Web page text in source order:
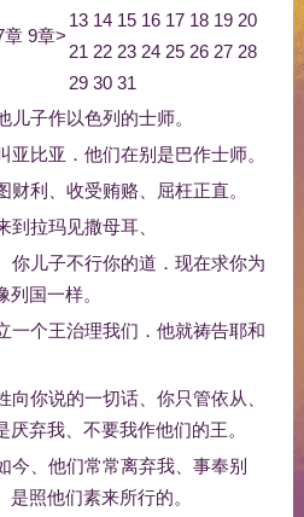
章 9章>
13 14 15 16 17 18 19 20
21 22 23 24 25 26 27 28
29 30 31
儿子作以色列 的士师。
亚比亚 ． 他们在别是巴作士师。
财利 收受贿赂、 屈枉正直。
到 拉玛见撒母耳、
你儿子不行你的道 ． 现在求你为
列国一样。
一个王治理我们 ． 他就祷告耶和
向你说的一切话、 你只管依从
厌弃我、 不要我作他们的王。
今 他们常常离弃我、 事奉别
是照他们素来所行的。